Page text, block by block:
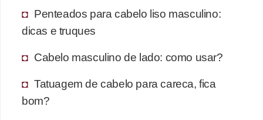
Penteados para cabelo liso masculino:
dicas e truques
Cabelo masculino de lado: como usar?
Tatuagem de cabelo para careca, fica
bom?